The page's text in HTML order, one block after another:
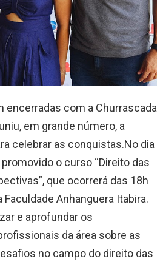
com a Churrascada
em grande número, a
celebrar as conquistas.No dia
o curso “Direito das
que ocorrerá das 18h
Anhanguera Itabira.
e aprofundar os
da área sobre as
no campo do direito das